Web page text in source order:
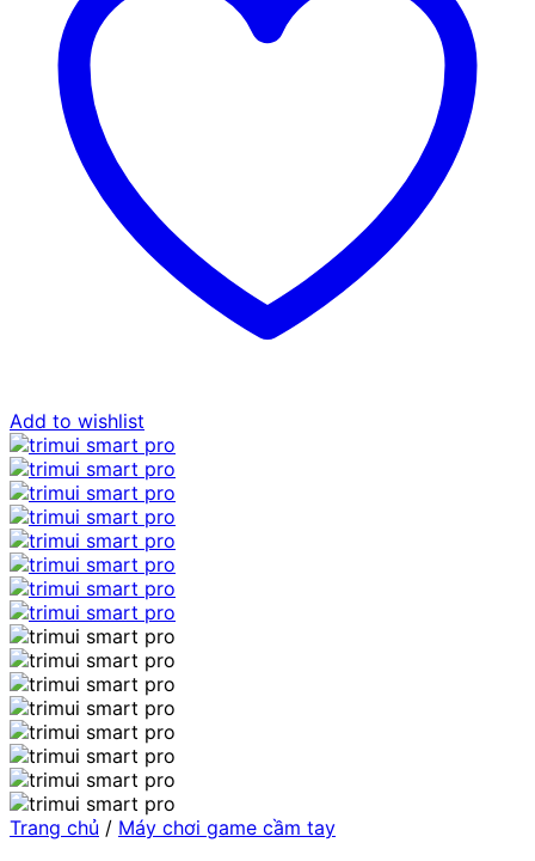
Add to wishlist
Trang chủ / Máy chơi game cầm tay